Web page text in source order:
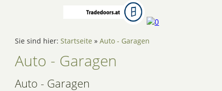
Sie sind hier: Startseite » Auto - Garagen
Auto - Garagen
Auto - Garagen